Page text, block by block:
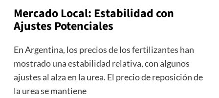
Mercado Local: Estabilidad con
Ajustes Potenciales
En Argentina, los precios de los fertilizantes han
mostrado una estabilidad relativa, con algunos
ajustes al alza en la urea. El precio de reposición de
la urea se mantiene